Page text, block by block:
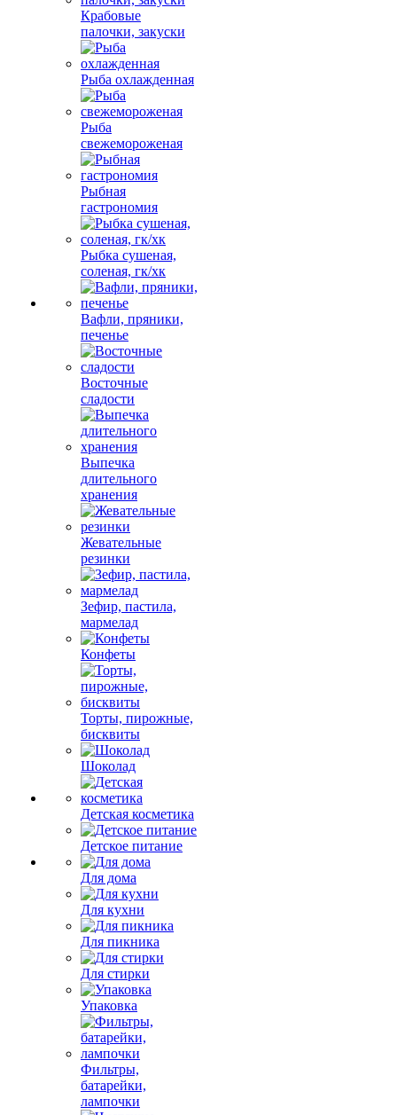
Крабовые
палочки, закуски
Рыба охлажденная
Рыба
свежемороженая
Рыбная
гастрономия
Рыбка сушеная,
соленая, гк/хк
Вафли, пряники,
печенье
Восточные
сладости
Выпечка
длительного
хранения
Жевательные
резинки
Зефир, пастила,
мармелад
Конфеты
Торты, пирожные,
бисквиты
Шоколад
Детская косметика
Детское питание
Для дома
Для кухни
Для пикника
Для стирки
Упаковка
Фильтры,
батарейки,
лампочки